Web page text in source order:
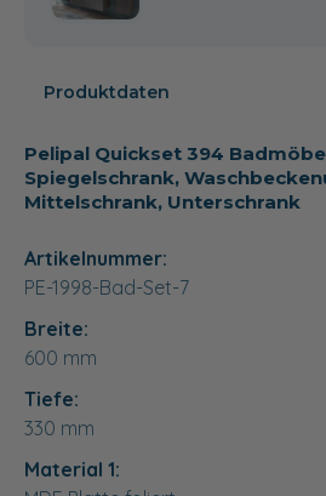
Produktdaten
Pelipal Quickset 394
Spiegelschrank,
Mittelschrank, Unterschrank
Artikelnummer:
PE-1998-Bad-Set-7
Breite:
600 mm
Tiefe:
330 mm
Material 1: